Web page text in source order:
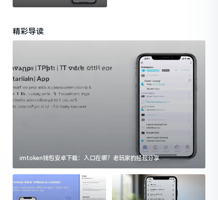
精彩导读
imtoken钱包安卓下载：入口在哪？老玩家的经验分享